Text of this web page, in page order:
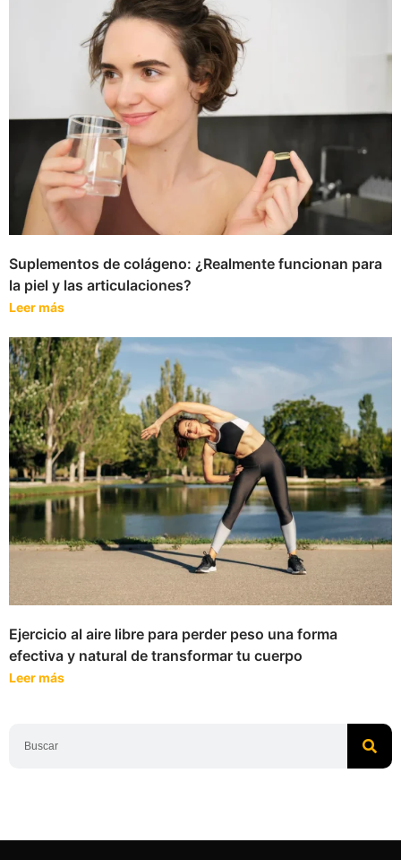
Suplementos de colágeno: ¿Realmente funcionan para
la piel y las articulaciones?
Leer más
Ejercicio al aire libre para perder peso una forma
efectiva y natural de transformar tu cuerpo
Leer más